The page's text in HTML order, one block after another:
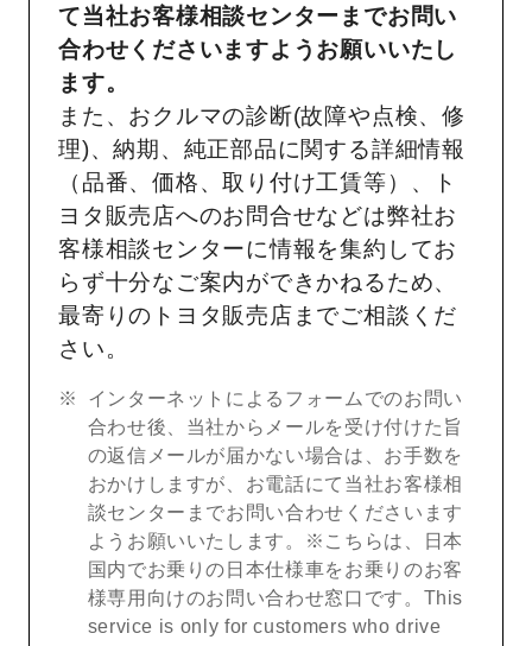
て当社お客様相談センターまでお問い
合わせくださいますようお願いいたし
ます。
また、おクルマの診断(故障や点検、修
理)、納期、純正部品に関する詳細情報
（品番、価格、取り付け工賃等）、ト
ヨタ販売店へのお問合せなどは弊社お
客様相談センターに情報を集約してお
らず十分なご案内ができかねるため、
最寄りのトヨタ販売店までご相談くだ
さい。
インターネットによるフォームでのお問い
合わせ後、当社からメールを受け付けた旨
の返信メールが届かない場合は、お手数を
おかけしますが、お電話にて当社お客様相
談センターまでお問い合わせくださいます
ようお願いいたします。※こちらは、日本
国内でお乗りの日本仕様車をお乗りのお客
様専用向けのお問い合わせ窓口です。This
service is only for customers who drive